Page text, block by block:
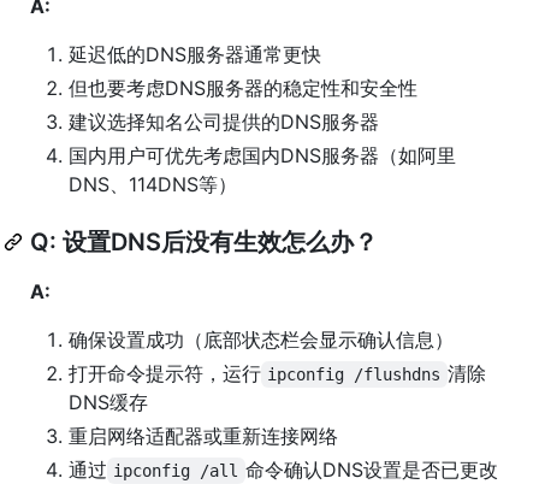
A:
延迟低的DNS服务器通常更快
但也要考虑DNS服务器的稳定性和安全性
建议选择知名公司提供的DNS服务器
国内用户可优先考虑国内DNS服务器（如阿里
DNS、114DNS等）
Q: 设置DNS后没有生效怎么办？
A:
确保设置成功（底部状态栏会显示确认信息）
打开命令提示符，运行 ipconfig /flushdns 清除
DNS缓存
重启网络适配器或重新连接网络
通过 ipconfig /all 命令确认DNS设置是否已更改